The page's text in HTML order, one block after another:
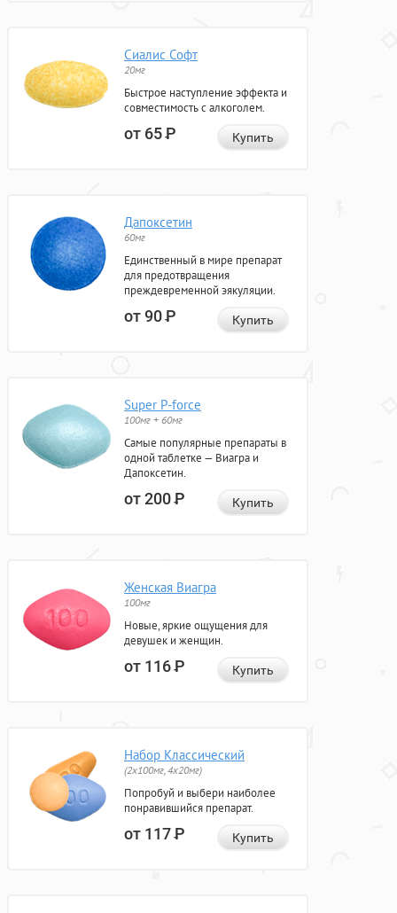
Сиалис Софт
20мг
Быстрое наступление эффекта и
совместимость с алкоголем.
от 65Р Купить
Дапоксетин
60мг
Единственный в мире препарат
для предотвращения
преждевременной эякуляции.
от 90Р Купить
Super P-force
100мг + 60мг
Самые популярные препараты в
одной таблетке — Виагра и
Дапоксетин.
от 200Р Купить
Женская Виагра
100мг
Новые, яркие ощущения для
девушек и женщин.
от 116Р Купить
Набор Классический
(2x100мг, 4x20мг)
Попробуй и выбери наиболее
понравившийся препарат.
от 117Р Купить